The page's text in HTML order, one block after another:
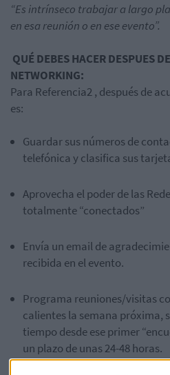
“Es intrínseco trabajar a largo
en esa reunión o en ese evento”.
QUÉ DEBES HACER DESPUES
NETWORKING:
Para Referencia2 , después de
es:
Guardar sus números de
telefónica y clasifica sus
Aprovecha el poder de las
totalmente “conectados”
Envía un email de
recibida en el evento.
Programa reuniones/visitas
calientes la semana próxima,
tiempo desde ese primer
un plazo de unas 24-48 horas.